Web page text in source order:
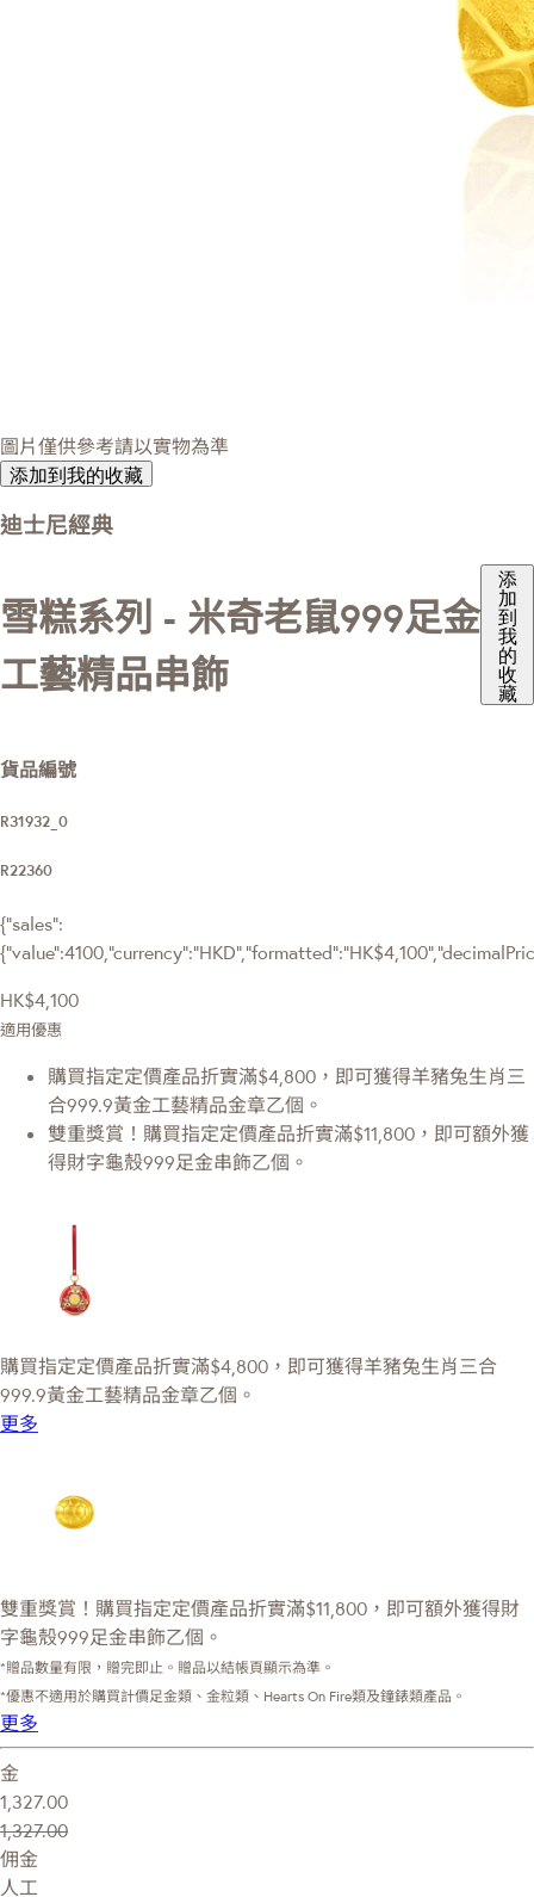
圖片僅供參考請以實物為準
添加到我的收藏
迪士尼經典
雪糕系列 - 米奇老鼠999足金
工藝精品串飾
添
加
到
我
的
收
藏
貨品編號
R31932_0
R22360
{"sales":
HK$4,100
適用優惠
購買指定定價產品折實滿$4,800，即可獲得羊豬兔生肖三
合999.9黃金工藝精品金章乙個。
雙重獎賞！購買指定定價產品折實滿$11,800，即可額外獲
得財字龜殼999足金串飾乙個。
購買指定定價產品折實滿$4,800，即可獲得羊豬兔生肖三合
999.9黃金工藝精品金章乙個。
更多
雙重獎賞！購買指定定價產品折實滿$11,800，即可額外獲得財
字龜殼999足金串飾乙個。
*贈品數量有限，贈完即止。贈品以結帳頁顯示為準。
*優惠不適用於購買計價足金類、金粒類、Hearts On Fire類及鐘錶類產品。
更多
金
1,327.00
1,327.00
佣金
人工